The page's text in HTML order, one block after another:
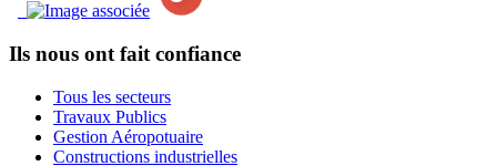
Ils nous ont fait confiance
Tous les secteurs
Travaux Publics
Gestion Aéropotuaire
Constructions industrielles